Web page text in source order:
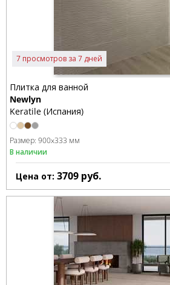
7 просмотров за 7 дней
Плитка для ванной
Newlyn
Keratile (Испания)
Размер: 900x333 мм
В наличии
Цена от: 3709 руб.